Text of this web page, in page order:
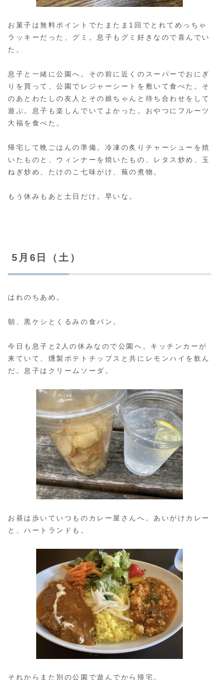
お菓子は無料ポイントでたまたま1回でとれてめっちゃ
ラッキーだった、グミ。息子もグミ好きなので喜んでい
た。
息子と一緒に公園へ。その前に近くのスーパーでおにぎ
りを買って、公園でレジャーシートを敷いて食べた。そ
のあとわたしの友人とその娘ちゃんと待ち合わせをして
遊ぶ。息子も楽しんでいてよかった。おやつにフルーツ
大福を食べた。
帰宅して晩ごはんの準備。冷凍の炙りチャーシューを焼
いたものと、ウィンナーを焼いたもの、レタス炒め、玉
ねぎ炒め、たけのこ七味がけ、蕪の煮物。
もう休みもあと土日だけ。早いな。
5月6日（土）
はれのちあめ。
朝、黒ケシとくるみの食パン。
今日も息子と2人の休みなので公園へ。キッチンカーが
来ていて、燻製ポテトチップスと共にレモンハイを飲ん
だ。息子はクリームソーダ。
お昼は歩いていつものカレー屋さんへ。あいがけカレー
と、ハートランドも。
それからまた別の公園で遊んでから帰宅。